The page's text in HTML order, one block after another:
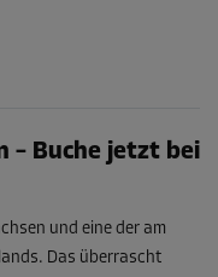
– Buche jetzt bei
und eine der am
Das überrascht